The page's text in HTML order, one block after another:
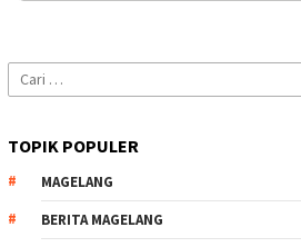
Cari
untuk:
TOPIK POPULER
MAGELANG
BERITA MAGELANG